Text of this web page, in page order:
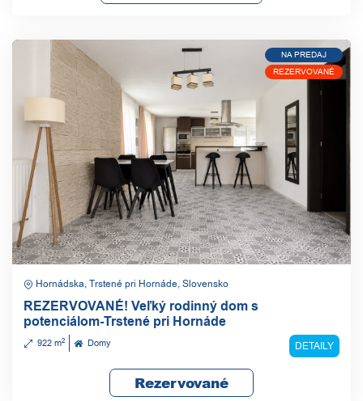
NA PREDAJ
REZERVOVANÉ
Hornádska, Trstené pri Hornáde, Slovensko
REZERVOVANÉ! Veľký rodinný dom s
potenciálom-Trstené pri Hornáde
922 m2 Domy DETAILY
Rezervované